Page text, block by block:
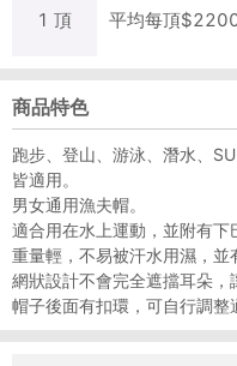
1 頂 平均每頂$
商品特色
跑步、登山、游泳、潛水、
皆適用。
男女通用漁夫帽。
適合用在水上運動，並附有下
重量輕，不易被汗水用濕，並
網狀設計不會完全遮擋耳朵，
帽子後面有扣環，可自行調整